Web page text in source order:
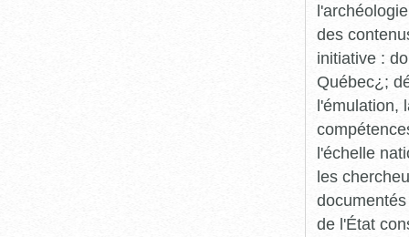
des
initiative :
Québec¿;
l'émulation,
l'échelle
les
de l'État